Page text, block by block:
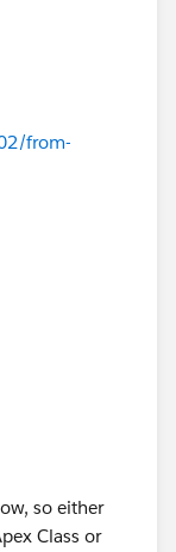
from-
so either
Class or